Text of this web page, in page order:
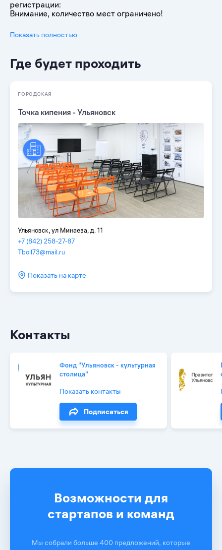
регистрации:
Внимание, количество мест ограничено!
Показать полностью
Где будет проходить
ГОРОДСКАЯ
Точка кипения - Ульяновск
Ульяновск, ул Минаева, д. 11
+7 (842) 258-27-87
Tboil73@mail.ru
Показать на карте
Контакты
Фонд "Ульяновск - культурная
столица"
Показать контакты
Подписаться
Возможности для
стартапов и команд
Мы собрали больше 400 предложений, которые